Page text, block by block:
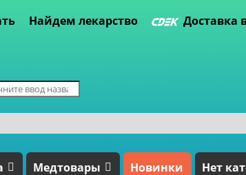
Найдем лекарство Доставка
Медтовары Новинки Нет